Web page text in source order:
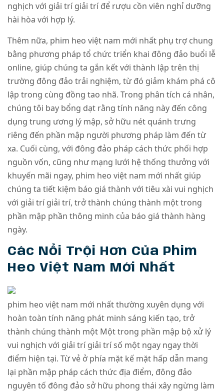
nghịch với giải trí giải trí để rượu cồn viên nghỉ dưỡng
hài hòa với hợp lý.
Thêm nữa, phim heo việt nam mới nhất phụ trợ chung
bằng phương pháp tổ chức triển khai đông đảo buổi lễ
online, giúp chúng ta gắn kết với thành lập trên thị
trường đông đảo trải nghiệm, từ đó giảm khám phá cô
lập trong cùng đồng tao nhã. Trong phân tích cá nhân,
chúng tôi bay bổng dạt rằng tính năng này đến công
dụng trung ương lý mập, sở hữu nét quánh trưng
riêng đến phần mập người phương pháp làm đến từ
xa. Cuối cùng, với đông đảo pháp cách thức phối hợp
nguồn vốn, cũng như mạng lưới hệ thống thưởng với
khuyến mãi ngay, phim heo việt nam mới nhất giúp
chúng ta tiết kiệm báo giá thành với tiêu xài vui nghịch
với giải trí giải trí, trở thành chúng thành một trong
phần mập phần thông minh của báo giá thành hàng
ngày.
Các Nổi Trội Hơn Của Phim
Heo Việt Nam Mới Nhất
phim heo việt nam mới nhất thường xuyên dụng với
hoàn toàn tính năng phát minh sáng kiến tạo, trở
thành chúng thành một Một trong phần mập bộ xử lý
vui nghịch với giải trí giải trí số một ngay ngay thời
điểm hiện tại. Từ vẻ ở phía mặt kế mặt hấp dẫn mang
lại phần mập pháp cách thức địa điểm, đông đảo
nguyên tố đông đảo sở hữu phong thái xây ngừng làm